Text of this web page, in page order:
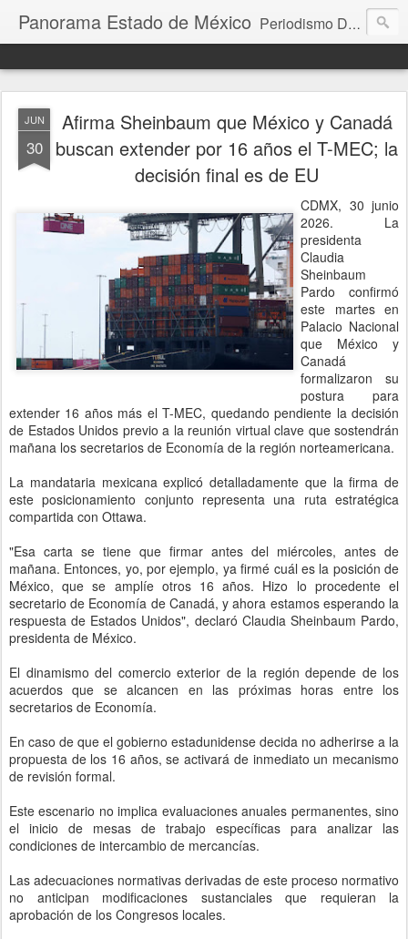
Panorama Estado de México Periodismo Digital
JUN
30
Afirma Sheinbaum que México y Canadá
buscan extender por 16 años el T-MEC; la
decisión final es de EU
CDMX, 30 junio
2026. La
presidenta
Claudia
Sheinbaum
Pardo confirmó
este martes en
Palacio Nacional
que México y
Canadá
formalizaron su
postura para
extender 16 años más el T-MEC, quedando pendiente la decisión
de Estados Unidos previo a la reunión virtual clave que sostendrán
mañana los secretarios de Economía de la región norteamericana.
La mandataria mexicana explicó detalladamente que la firma de
este posicionamiento conjunto representa una ruta estratégica
compartida con Ottawa.
"Esa carta se tiene que firmar antes del miércoles, antes de
mañana. Entonces, yo, por ejemplo, ya firmé cuál es la posición de
México, que se amplíe otros 16 años. Hizo lo procedente el
secretario de Economía de Canadá, y ahora estamos esperando la
respuesta de Estados Unidos", declaró Claudia Sheinbaum Pardo,
presidenta de México.
El dinamismo del comercio exterior de la región depende de los
acuerdos que se alcancen en las próximas horas entre los
secretarios de Economía.
En caso de que el gobierno estadunidense decida no adherirse a la
propuesta de los 16 años, se activará de inmediato un mecanismo
de revisión formal.
Este escenario no implica evaluaciones anuales permanentes, sino
el inicio de mesas de trabajo específicas para analizar las
condiciones de intercambio de mercancías.
Las adecuaciones normativas derivadas de este proceso normativo
no anticipan modificaciones sustanciales que requieran la
aprobación de los Congresos locales.